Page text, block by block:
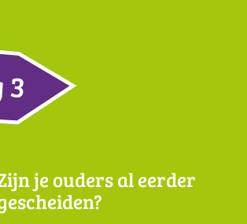
je ouders al eerder